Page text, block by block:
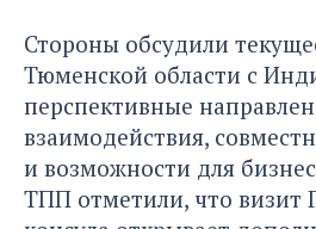
Стороны обсудили
Тюменской области с
перспективные
взаимодействия,
и возможности для
ТПП отметили, что визит